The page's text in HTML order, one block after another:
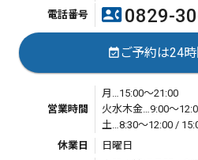
電話番号
contact_phone 0829-
event_availableご予約は24
営業時間
月…15:00～21:00
火水木金…9:00～
土…8:30～12:00 /
休業日
日曜日